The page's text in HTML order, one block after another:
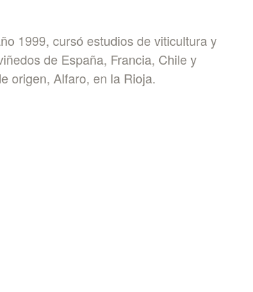
1999, cursó estudios de viticultura y
de España, Francia, Chile y
origen, Alfaro, en la Rioja.